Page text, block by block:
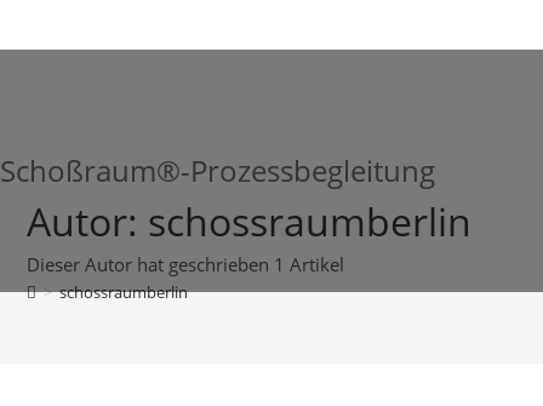
Inhalt
Schoßraum®-Prozessbegleitung
Autor: schossraumberlin
Dieser Autor hat geschrieben 1 Artikel
> schossraumberlin